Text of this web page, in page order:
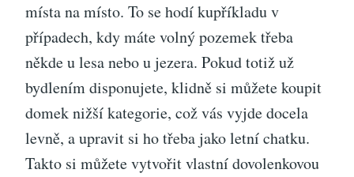
místa na místo. To se hodí kupříkladu v
případech, kdy máte volný pozemek třeba
někde u lesa nebo u jezera. Pokud totiž už
bydlením disponujete, klidně si můžete koupit
domek nižší kategorie, což vás vyjde docela
levně, a upravit si ho třeba jako letní chatku.
Takto si můžete vytvořit vlastní dovolenkovou